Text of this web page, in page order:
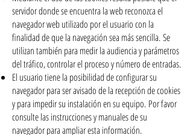
servidor donde se encuentra la web reconozca el
navegador web utilizado por el usuario con la
finalidad de que la navegación sea más sencilla. Se
utilizan también para medir la audiencia y parámetros
del tráfico, controlar el proceso y número de entradas.
El usuario tiene la posibilidad de configurar su
navegador para ser avisado de la recepción de cookies
y para impedir su instalación en su equipo. Por favor
consulte las instrucciones y manuales de su
navegador para ampliar esta información.